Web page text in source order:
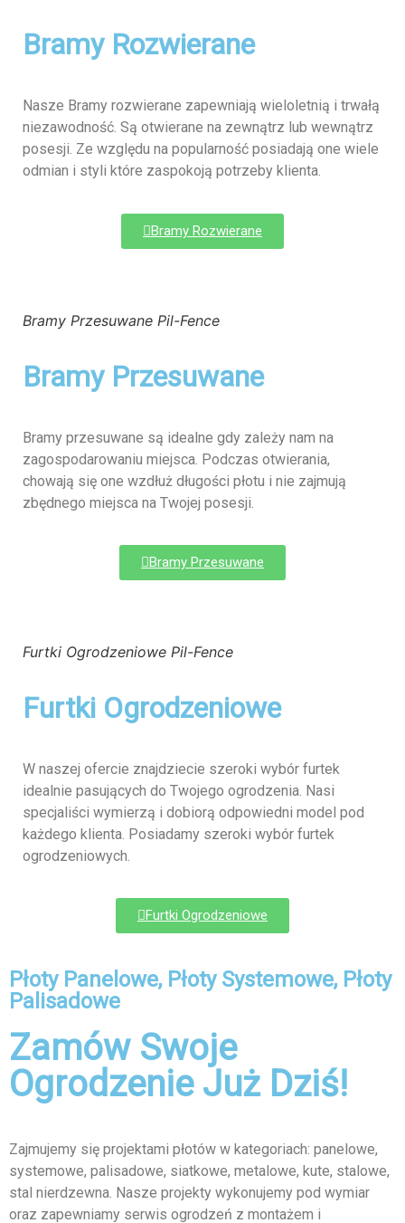
Bramy Rozwierane
Nasze Bramy rozwierane zapewniają wieloletnią i trwałą
niezawodność. Są otwierane na zewnątrz lub wewnątrz
posesji. Ze względu na popularność posiadają one wiele
odmian i styli które zaspokoją potrzeby klienta.
Bramy Rozwierane
Bramy Przesuwane Pil-Fence
Bramy Przesuwane
Bramy przesuwane są idealne gdy zależy nam na
zagospodarowaniu miejsca. Podczas otwierania,
chowają się one wzdłuż długości płotu i nie zajmują
zbędnego miejsca na Twojej posesji.
Bramy Przesuwane
Furtki Ogrodzeniowe Pil-Fence
Furtki Ogrodzeniowe
W naszej ofercie znajdziecie szeroki wybór furtek
idealnie pasujących do Twojego ogrodzenia. Nasi
specjaliści wymierzą i dobiorą odpowiedni model pod
każdego klienta. Posiadamy szeroki wybór furtek
ogrodzeniowych.
Furtki Ogrodzeniowe
Płoty Panelowe, Płoty Systemowe, Płoty
Palisadowe
Zamów Swoje
Ogrodzenie Już Dziś!
Zajmujemy się projektami płotów w kategoriach: panelowe,
systemowe, palisadowe, siatkowe, metalowe, kute, stalowe,
stal nierdzewna. Nasze projekty wykonujemy pod wymiar
oraz zapewniamy serwis ogrodzeń z montażem i